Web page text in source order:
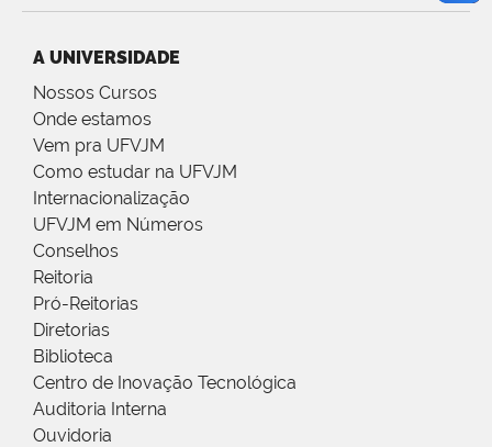
A UNIVERSIDADE
Nossos Cursos
Onde estamos
Vem pra UFVJM
Como estudar na UFVJM
Internacionalização
UFVJM em Números
Conselhos
Reitoria
Pró-Reitorias
Diretorias
Biblioteca
Centro de Inovação Tecnológica
Auditoria Interna
Ouvidoria